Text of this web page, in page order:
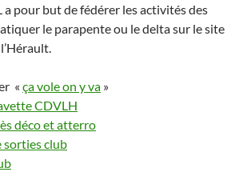
a pour but de fédérer les activités des
le parapente ou le delta sur le site
« ça vole on y va »
CDVLH
déco et atterro
sorties club